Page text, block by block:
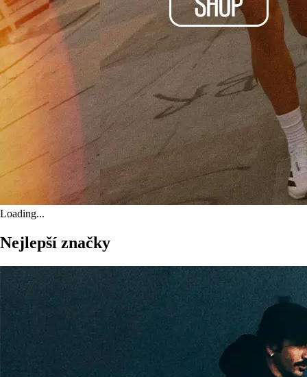
Loading...
Nejlepší značky